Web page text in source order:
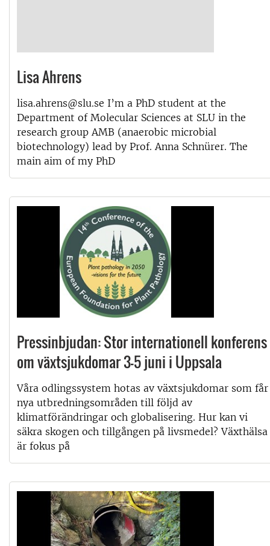
Lisa Ahrens
lisa.ahrens@slu.se I’m a PhD student at the
Department of Molecular Sciences at SLU in the
research group AMB (anaerobic microbial
biotechnology) lead by Prof. Anna Schnürer. The
main aim of my PhD
Pressinbjudan: Stor internationell konferens
om växtsjukdomar 3–5 juni i Uppsala
Våra odlingssystem hotas av växtsjukdomar som får
nya utbredningsområden till följd av
klimatförändringar och globalisering. Hur kan vi
säkra skogen och tillgången på livsmedel? Växthälsa
är fokus på